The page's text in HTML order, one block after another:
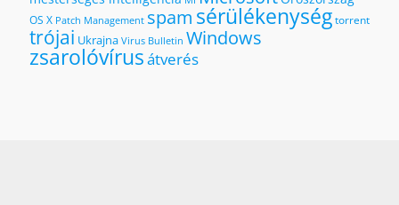
OS X Patch Management spam sérülékenységtorrent
trójai Ukrajna Virus Bulletin Windows
zsarolóvírusátverés